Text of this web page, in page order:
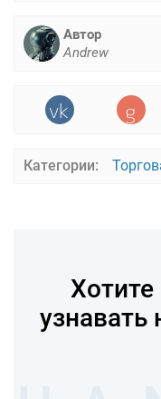
Автор
Andrew
Категории:
узнавать